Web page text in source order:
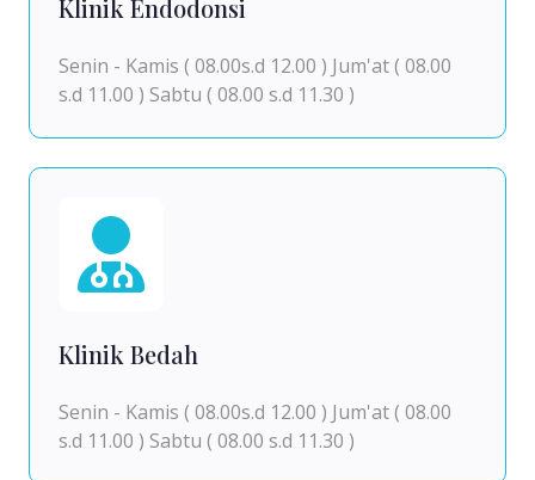
Klinik Endodonsi
Senin - Kamis ( 08.00s.d 12.00 ) Jum'at ( 08.00
s.d 11.00 ) Sabtu ( 08.00 s.d 11.30 )
Klinik Bedah
Senin - Kamis ( 08.00s.d 12.00 ) Jum'at ( 08.00
s.d 11.00 ) Sabtu ( 08.00 s.d 11.30 )